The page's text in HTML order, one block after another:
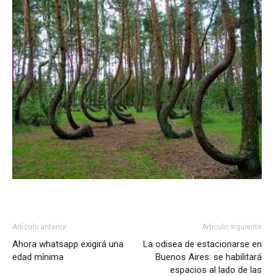
Artículo anterior
Ahora whatsapp exigirá una
edad mínima
Artículo siguiente
La odisea de estacionarse en
Buenos Aires: se habilitará
espacios al lado de las